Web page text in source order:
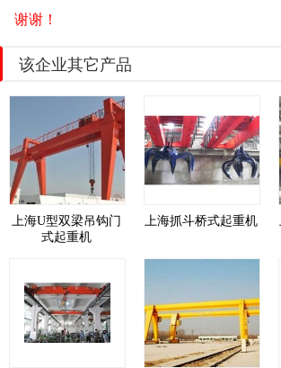
谢谢！
该企业其它产品
上海U型双梁吊钩门
式起重机
上海抓斗桥式起重机